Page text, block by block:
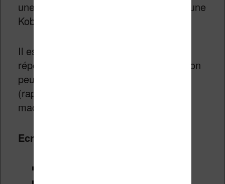
une liseuse Sony PRS T2 (voir T3) ou une
Kobo Glo ?
Il est toujours difficile d’apporter une
réponse à ce genre de question, mais on
peut tout de même comparer
(rapidement) les spécifications des
machines :
Ecran e-Ink :